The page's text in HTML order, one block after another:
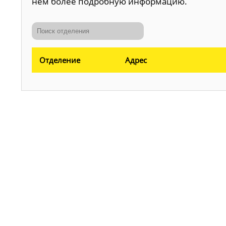
Отделение Адрес